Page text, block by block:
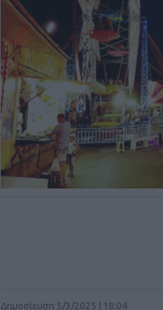
Δημοσίευση 5/3/2025 | 18:04